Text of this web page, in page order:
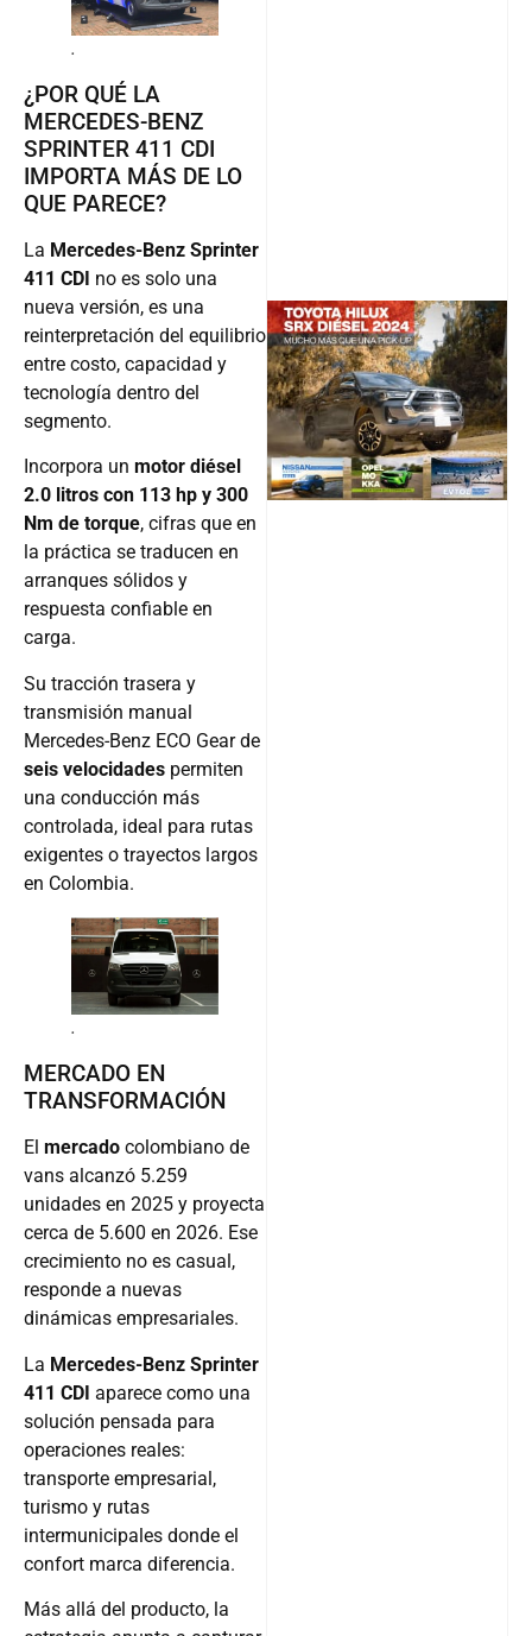
.
¿POR QUÉ LA
MERCEDES-BENZ
SPRINTER 411 CDI
IMPORTA MÁS DE LO
QUE PARECE?
La Mercedes-Benz Sprinter
411 CDI no es solo una
nueva versión, es una
reinterpretación del equilibrio
entre costo, capacidad y
tecnología dentro del
segmento.
Incorpora un motor diésel
2.0 litros con 113 hp y 300
Nm de torque, cifras que en
la práctica se traducen en
arranques sólidos y
respuesta confiable en
carga.
Su tracción trasera y
transmisión manual
Mercedes-Benz ECO Gear de
seis velocidades permiten
una conducción más
controlada, ideal para rutas
exigentes o trayectos largos
en Colombia.
.
MERCADO EN
TRANSFORMACIÓN
El mercado colombiano de
vans alcanzó 5.259
unidades en 2025 y proyecta
cerca de 5.600 en 2026. Ese
crecimiento no es casual,
responde a nuevas
dinámicas empresariales.
La Mercedes-Benz Sprinter
411 CDI aparece como una
solución pensada para
operaciones reales:
transporte empresarial,
turismo y rutas
intermunicipales donde el
confort marca diferencia.
Más allá del producto, la
Follow